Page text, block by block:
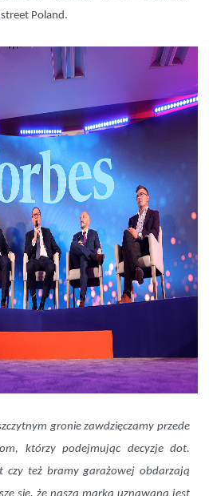
Poland.
gronie zawdzięczamy przede
którzy podejmując decyzje dot.
czy też bramy garażowej obdarzają